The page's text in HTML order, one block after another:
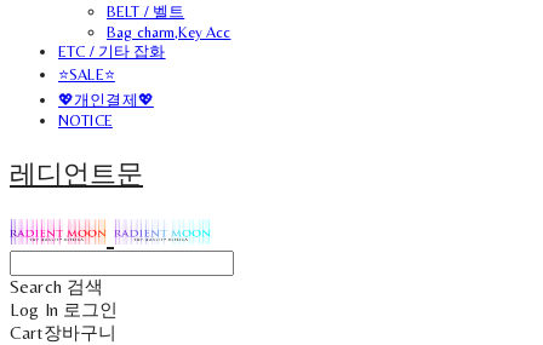
BELT / 벨트
Bag charm,Key Acc
ETC / 기타 잡화
⭐SALE⭐
💖개인결제💖
NOTICE
레디언트문
Search 검색
Log In 로그인
Cart장바구니